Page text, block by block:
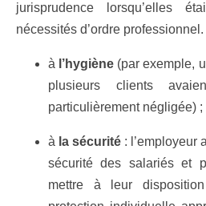
jurisprudence lorsqu’elles
nécessités d’ordre
à l’hygiène (par exemple,
plusieurs clients
particulièrement négligée) ;
à la sécurité : l’employeur
sécurité des salariés et
mettre à leur